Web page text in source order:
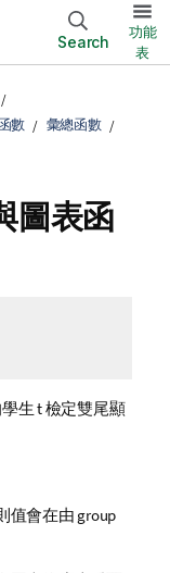
Search
功能
表
數
彙總函數
圖表函
生 t 檢定雙尾顯
值會在由 group